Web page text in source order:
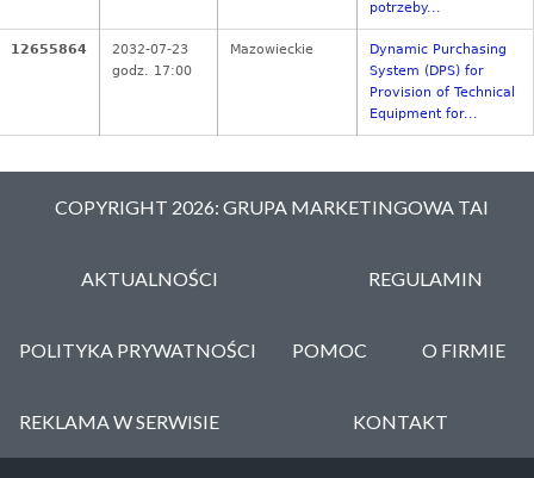
potrzeby...
12655864
2032-07-23
godz. 17:00
Mazowieckie
Dynamic Purchasing
System (DPS) for
Provision of Technical
Equipment for...
COPYRIGHT 2026: GRUPA MARKETINGOWA TAI
AKTUALNOŚCI REGULAMIN
POLITYKA PRYWATNOŚCI POMOC O FIRMIE
REKLAMA W SERWISIE KONTAKT